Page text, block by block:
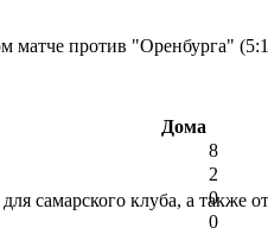
матче против "Оренбурга"
самарского клуба, а также
Дома
8
2
0
0